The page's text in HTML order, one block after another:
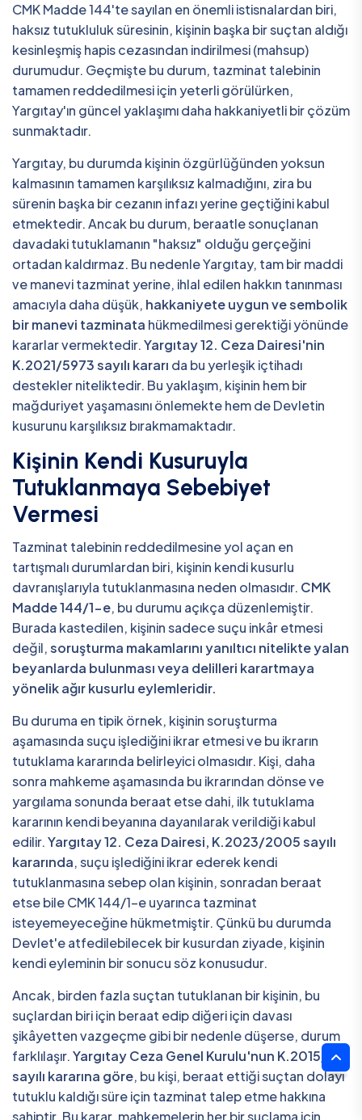
CMK Madde 144'te sayılan en önemli istisnalardan biri,
haksız tutukluluk süresinin, kişinin başka bir suçtan aldığı
kesinleşmiş hapis cezasından indirilmesi (mahsup)
durumudur. Geçmişte bu durum, tazminat talebinin
tamamen reddedilmesi için yeterli görülürken,
Yargıtay'ın güncel yaklaşımı daha hakkaniyetli bir çözüm
sunmaktadır.
Yargıtay, bu durumda kişinin özgürlüğünden yoksun
kalmasının tamamen karşılıksız kalmadığını, zira bu
sürenin başka bir cezanın infazı yerine geçtiğini kabul
etmektedir. Ancak bu durum, beraatle sonuçlanan
davadaki tutuklamanın "haksız" olduğu gerçeğini
ortadan kaldırmaz. Bu nedenle Yargıtay, tam bir maddi
ve manevi tazminat yerine, ihlal edilen hakkın tanınması
amacıyla daha düşük, hakkaniyete uygun ve sembolik
bir manevi tazminata hükmedilmesi gerektiği yönünde
kararlar vermektedir.Yargıtay 12. Ceza Dairesi'nin
K.2021/5973 sayılı kararı da bu yerleşik içtihadı
destekler niteliktedir. Bu yaklaşım, kişinin hem bir
mağduriyet yaşamasını önlemekte hem de Devletin
kusurunu karşılıksız bırakmamaktadır.
Kişinin Kendi Kusuruyla
Tutuklanmaya Sebebiyet
Vermesi
Tazminat talebinin reddedilmesine yol açan en
tartışmalı durumlardan biri, kişinin kendi kusurlu
davranışlarıyla tutuklanmasına neden olmasıdır. CMK
Madde 144/1-e, bu durumu açıkça düzenlemiştir.
Burada kastedilen, kişinin sadece suçu inkâr etmesi
değil,soruşturma makamlarını yanıltıcı nitelikte yalan
beyanlarda bulunması veya delilleri karartmaya
yönelik ağır kusurlu eylemleridir.
Bu duruma en tipik örnek, kişinin soruşturma
aşamasında suçu işlediğini ikrar etmesi ve bu ikrarın
tutuklama kararında belirleyici olmasıdır. Kişi, daha
sonra mahkeme aşamasında bu ikrarından dönse ve
yargılama sonunda beraat etse dahi, ilk tutuklama
kararının kendi beyanına dayanılarak verildiği kabul
edilir.Yargıtay 12. Ceza Dairesi, K.2023/2005 sayılı
kararında, suçu işlediğini ikrar ederek kendi
tutuklanmasına sebep olan kişinin, sonradan beraat
etse bile CMK 144/1-e uyarınca tazminat
isteyemeyeceğine hükmetmiştir. Çünkü bu durumda
Devlet'e atfedilebilecek bir kusurdan ziyade, kişinin
kendi eyleminin bir sonucu söz konusudur.
Ancak, birden fazla suçtan tutuklanan bir kişinin, bu
suçlardan biri için beraat edip diğeri için davası
şikâyetten vazgeçme gibi bir nedenle düşerse, durum
farklılaşır.Yargıtay Ceza Genel Kurulu'nun K.2015/144
sayılı kararına göre, bu kişi, beraat ettiği suçtan dolayı
tutuklu kaldığı süre için tazminat talep etme hakkına
sahiptir. Bu karar, mahkemelerin her bir suçlama için